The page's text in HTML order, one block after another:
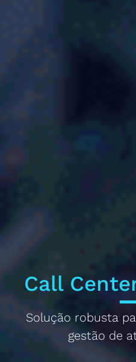
Call
Solução robusta
gestão de